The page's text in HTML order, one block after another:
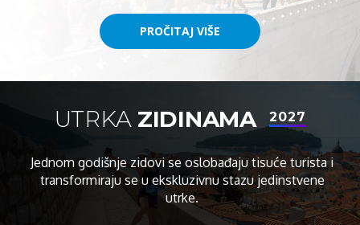
PROČITAJ VIŠE
PROČITAJ VIŠE
UTRKA ZIDINAMA 2027
Jednom godišnje zidovi se oslobađaju tisuće turista i
transformiraju se u ekskluzivnu stazu jedinstvene
utrke.